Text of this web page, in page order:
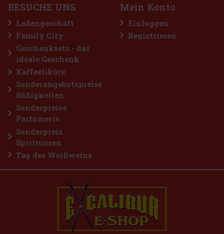
BESUCHE UNS
Ladengeschäft
Family City
Geschenksets - das
ideale Geschenk
Kaffeeliköre
Sonderangebotspreise
Süßigkeiten
Sonderpreise
Parfumerie
Sonderpreis
Spirituosen
Tag des Weißweins
Mein Konto
Einloggen
Registrieren